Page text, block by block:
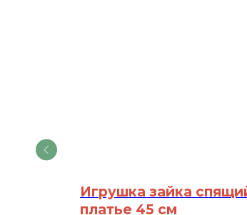
Игрушка зайка
платье 45 см